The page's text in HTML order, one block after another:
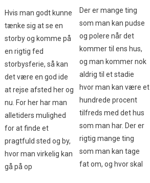
Hvis man godt kunne
tænke sig at se en
storby og komme på
en rigtig fed
storbysferie, så kan
det være en god ide
at rejse afsted her og
nu. For her har man
alletiders mulighed
for at finde et
pragtfuld sted og by,
hvor man virkelig kan
gå på op
Der er mange ting
som man kan pudse
og polere når det
kommer til ens hus,
og man kommer nok
aldrig til et stadie
hvor man kan være et
hundrede procent
tilfreds med det hus
som man har. Der er
rigtig mange ting
som man kan tage
fat om, og hvor skal